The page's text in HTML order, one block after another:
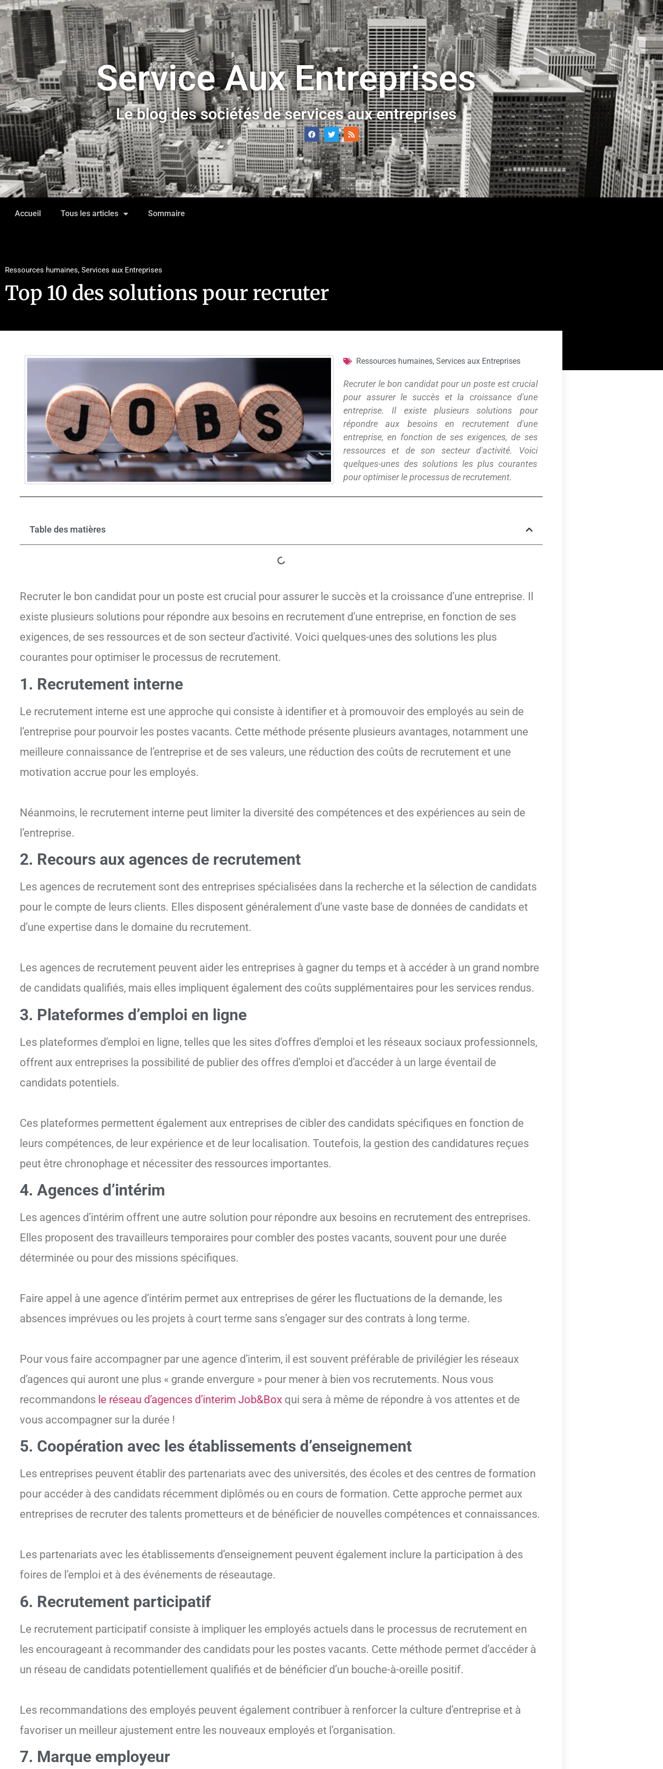
Service Aux Entreprises
Le blog des sociétés de services aux entreprises
Accueil Tous les articles Sommaire
Ressources humaines, Services aux Entreprises
Top 10 des solutions pour recruter
Ressources humaines, Services aux Entreprises
Recruter le bon candidat pour un poste est crucial
pour assurer le succès et la croissance d'une
entreprise. Il existe plusieurs solutions pour
répondre aux besoins en recrutement d'une
entreprise, en fonction de ses exigences, de ses
ressources et de son secteur d'activité. Voici
quelques-unes des solutions les plus courantes
pour optimiser le processus de recrutement.
Table des matières
Recruter le bon candidat pour un poste est crucial pour assurer le succès et la croissance d’une entreprise. Il
existe plusieurs solutions pour répondre aux besoins en recrutement d’une entreprise, en fonction de ses
exigences, de ses ressources et de son secteur d’activité. Voici quelques-unes des solutions les plus
courantes pour optimiser le processus de recrutement.
1. Recrutement interne
Le recrutement interne est une approche qui consiste à identifier et à promouvoir des employés au sein de
l’entreprise pour pourvoir les postes vacants. Cette méthode présente plusieurs avantages, notamment une
meilleure connaissance de l’entreprise et de ses valeurs, une réduction des coûts de recrutement et une
motivation accrue pour les employés.
Néanmoins, le recrutement interne peut limiter la diversité des compétences et des expériences au sein de
l’entreprise.
2. Recours aux agences de recrutement
Les agences de recrutement sont des entreprises spécialisées dans la recherche et la sélection de candidats
pour le compte de leurs clients. Elles disposent généralement d’une vaste base de données de candidats et
d’une expertise dans le domaine du recrutement.
Les agences de recrutement peuvent aider les entreprises à gagner du temps et à accéder à un grand nombre
de candidats qualifiés, mais elles impliquent également des coûts supplémentaires pour les services rendus.
3. Plateformes d’emploi en ligne
Les plateformes d’emploi en ligne, telles que les sites d’offres d’emploi et les réseaux sociaux professionnels,
offrent aux entreprises la possibilité de publier des offres d’emploi et d’accéder à un large éventail de
candidats potentiels.
Ces plateformes permettent également aux entreprises de cibler des candidats spécifiques en fonction de
leurs compétences, de leur expérience et de leur localisation. Toutefois, la gestion des candidatures reçues
peut être chronophage et nécessiter des ressources importantes.
4. Agences d’intérim
Les agences d’intérim offrent une autre solution pour répondre aux besoins en recrutement des entreprises.
Elles proposent des travailleurs temporaires pour combler des postes vacants, souvent pour une durée
déterminée ou pour des missions spécifiques.
Faire appel à une agence d’intérim permet aux entreprises de gérer les fluctuations de la demande, les
absences imprévues ou les projets à court terme sans s’engager sur des contrats à long terme.
Pour vous faire accompagner par une agence d’interim, il est souvent préférable de privilégier les réseaux
d’agences qui auront une plus « grande envergure » pour mener à bien vos recrutements. Nous vous
recommandons le réseau d’agences d’interim Job&Box qui sera à même de répondre à vos attentes et de
vous accompagner sur la durée !
5. Coopération avec les établissements d’enseignement
Les entreprises peuvent établir des partenariats avec des universités, des écoles et des centres de formation
pour accéder à des candidats récemment diplômés ou en cours de formation. Cette approche permet aux
entreprises de recruter des talents prometteurs et de bénéficier de nouvelles compétences et connaissances.
Les partenariats avec les établissements d’enseignement peuvent également inclure la participation à des
foires de l’emploi et à des événements de réseautage.
6. Recrutement participatif
Le recrutement participatif consiste à impliquer les employés actuels dans le processus de recrutement en
les encourageant à recommander des candidats pour les postes vacants. Cette méthode permet d’accéder à
un réseau de candidats potentiellement qualifiés et de bénéficier d’un bouche-à-oreille positif.
Les recommandations des employés peuvent également contribuer à renforcer la culture d’entreprise et à
favoriser un meilleur ajustement entre les nouveaux employés et l’organisation.
7. Marque employeur